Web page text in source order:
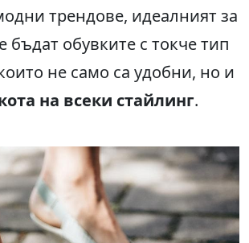
трендове, идеалният за
бъдат обувките с токче тип
не само са удобни, но и
на всеки стайлинг.